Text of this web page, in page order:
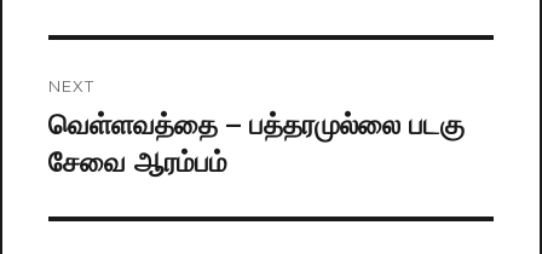
NEXT
Next
post:
வெள்ளவத்தை – பத்தரமுல்லை படகு
சேவை ஆரம்பம்